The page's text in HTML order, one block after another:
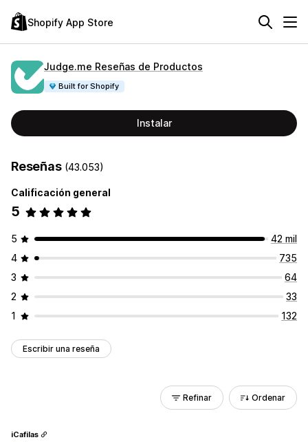
Shopify App Store
Judge.me Reseñas de Productos
Built for Shopify
Instalar
Reseñas (43.053)
Calificación general
5
5
42 mil
4
735
3
64
2
33
1
132
Escribir una reseña
Refinar Ordenar
iCafilas